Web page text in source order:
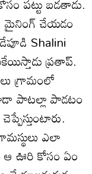
మైనింగ్ చేయడం
Shalini
ప్రతాప్.
గ్రామంలో
పాటల్లా పాడటం
ఎలా
ఆ ఊరి కోసం ఏం